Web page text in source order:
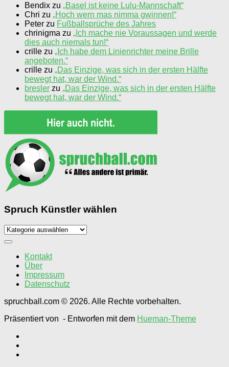
Bendix zu „Basel ist keine Lulu-Mannschaft“
Chri zu „Hoch wern mas nimma gwinnen!“
Peter zu Fußballsprüche des Jahres
chrinigma zu „Ich mache nie Voraussagen und werde
dies auch niemals tun!“
crille zu „Ich habe dem Linienrichter meine Brille
angeboten.“
crille zu „Das Einzige, was sich in der ersten Hälfte
bewegt hat, war der Wind.“
bresler zu „Das Einzige, was sich in der ersten Hälfte
bewegt hat, war der Wind.“
Spruch Künstler wählen
Spruch
Kontakt
Über
Impressum
Datenschutz
spruchball.com © 2026. Alle Rechte vorbehalten.
Präsentiert von - Entworfen mit dem Hueman-Theme